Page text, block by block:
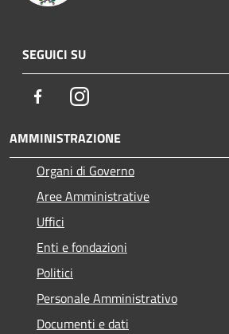
SEGUICI SU
FacebookInstagram
AMMINISTRAZIONE
Organi di Governo
Aree Amministrative
Uffici
Enti e fondazioni
Politici
Personale Amministrativo
Documenti e dati